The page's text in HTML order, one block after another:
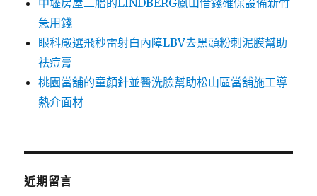
中壢房屋二胎的LINDBERG鳳山借錢確保設備新竹
急用錢
眼科嚴選飛秒雷射白內障LBV去黑頭粉刺泥膜幫助
祛痘膏
桃園當舖的童顏針並醫洗臉幫助松山區當舖施工導
熱介面材
近期留言